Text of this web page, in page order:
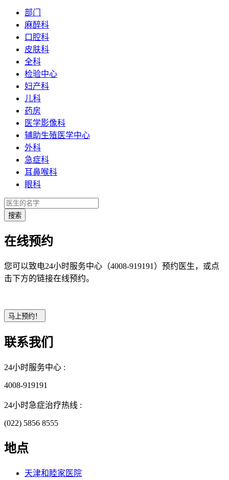
部门
麻醉科
口腔科
皮肤科
全科
检验中心
妇产科
儿科
药房
医学影像科
辅助生殖医学中心
外科
急症科
耳鼻喉科
眼科
在线预约
您可以致电24小时服务中心（4008-919191）预约医生，或点
击下方的链接在线预约。
联系我们
24小时服务中心 :
4008-919191
24小时急症治疗热线 :
(022) 5856 8555
地点
天津和睦家医院